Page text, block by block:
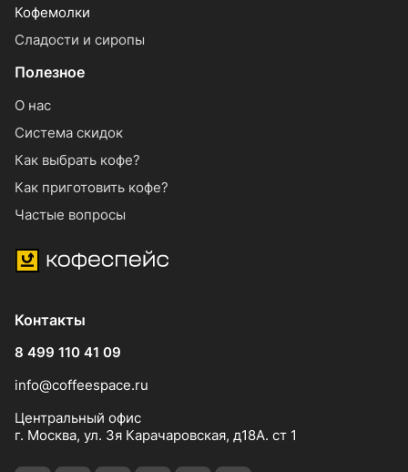
Кофемолки
Сладости и сиропы
Полезное
О нас
Система скидок
Как выбрать кофе?
Как приготовить кофе?
Частые вопросы
Контакты
8 499 110 41 09
info@coffeespace.ru
Центральный офис
г. Москва, ул. 3я Карачаровская, д18А. ст 1